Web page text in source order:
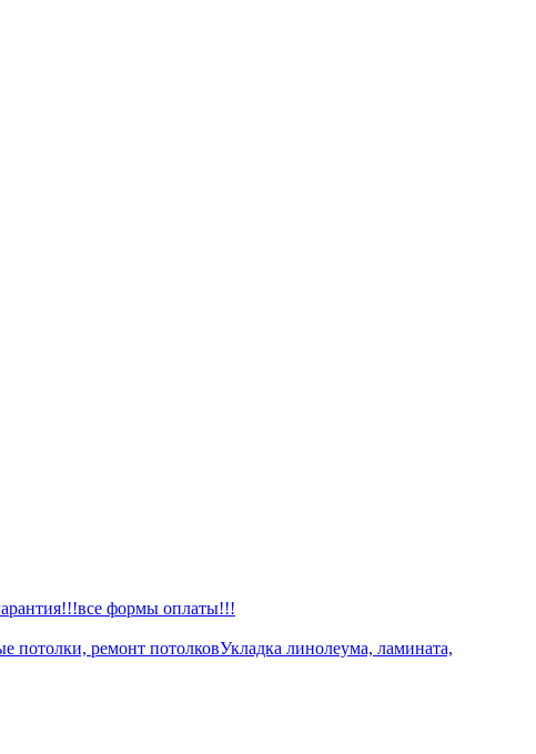
формы оплаты!!!
потолки, ремонт потолковУкладка линолеума, ламината,